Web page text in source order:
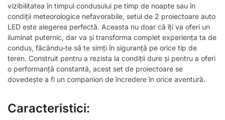
vizibilitatea în timpul condusului pe timp de noapte sau în
condiții meteorologice nefavorabile, setul de 2 proiectoare auto
LED este alegerea perfectă. Aceasta nu doar că îți va oferi un
iluminat puternic, dar va și transforma complet experiența ta de
condus, făcându-te să te simți în siguranță pe orice tip de
teren. Construit pentru a rezista la condiții dure și pentru a oferi
o performanță constantă, acest set de proiectoare se
dovedește a fi un companion de încredere în orice aventură.
Caracteristici: